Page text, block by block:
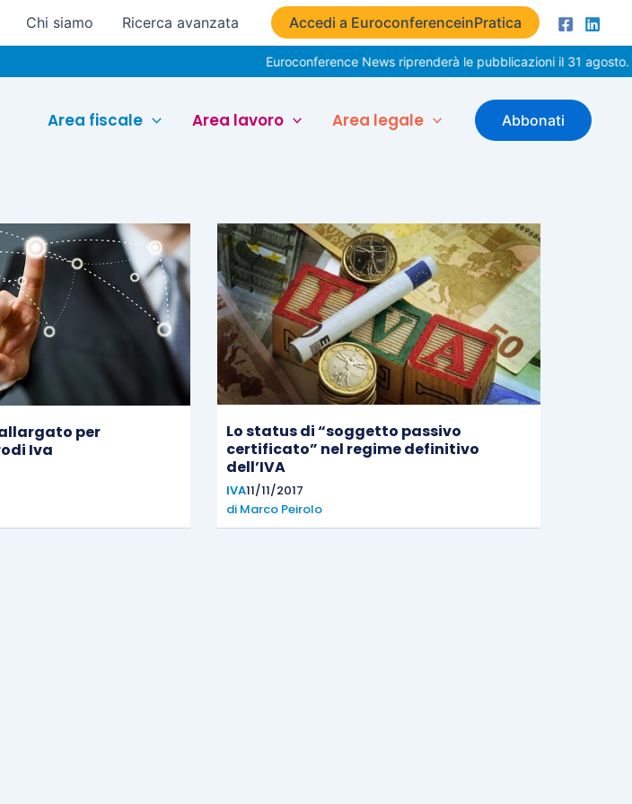
Chi siamo Ricerca avanzata Accedi a EuroconferenceinPratica
Euroconference News riprenderà le pubblicazioni il 31 agosto.
Area fiscale Area lavoro Area legale Abbonati
per
Iva
Lo status di “soggetto passivo
certificato” nel regime definitivo
dell’IVA
IVA11/11/2017
di Marco Peirolo